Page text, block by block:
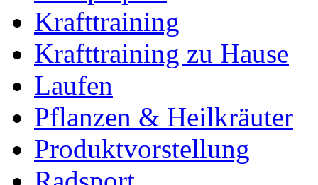
Krafttraining
Krafttraining zu Hause
Laufen
Pflanzen & Heilkräuter
Produktvorstellung